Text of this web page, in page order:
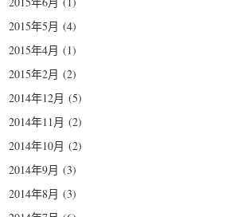
2015年5月 (4)
2015年4月 (1)
2015年2月 (2)
2014年12月 (5)
2014年11月 (2)
2014年10月 (2)
2014年9月 (3)
2014年8月 (3)